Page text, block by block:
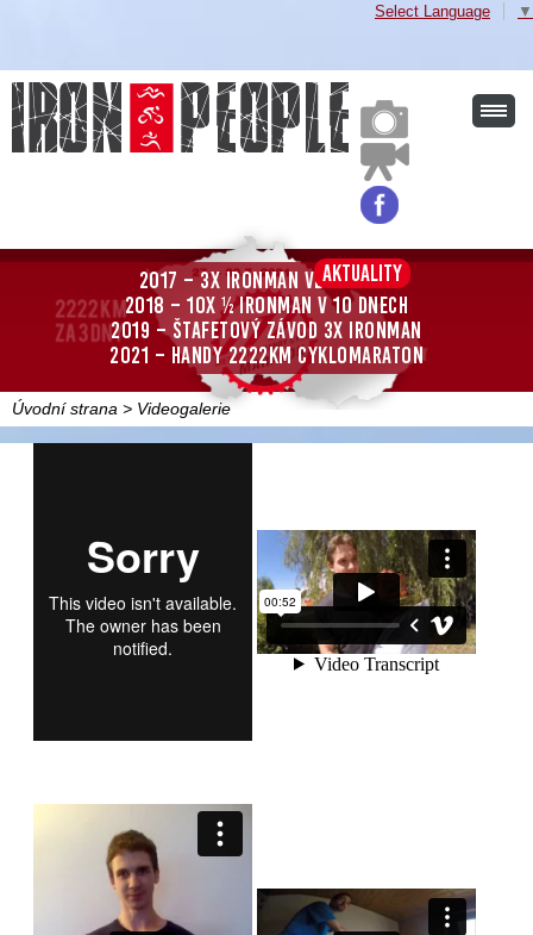
Select Language ▼
Aktuality
2017 – 3x Ironman ve 3 dnech
2018 – 10x ½ Ironman v 10 dnech
2019 – štafetový závod 3x Ironman
2021 – Handy 2222km cyklomaraton
Úvodní strana > Videogalerie